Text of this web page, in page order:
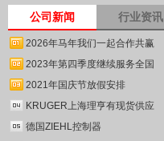
公司新闻 行业资讯
2026年马年我们一起合作共赢
2023年第四季度继续服务全国
2021年国庆节放假安排
KRUGER上海理亨有现货供应
德国ZIEHL控制器